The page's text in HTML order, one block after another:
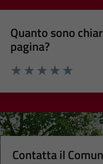
Quanto sono
pagina?
Contatta il